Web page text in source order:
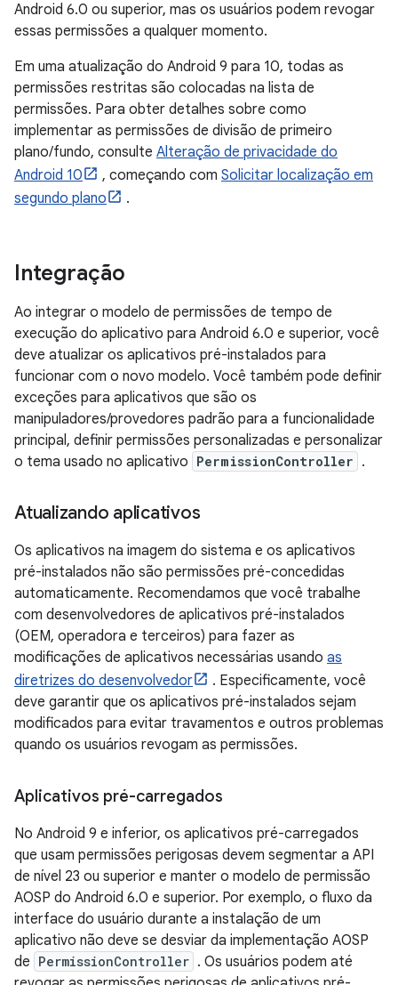
Android 6.0 ou superior, mas os usuários podem revogar
essas permissões a qualquer momento.
Em uma atualização do Android 9 para 10, todas as
permissões restritas são colocadas na lista de
permissões. Para obter detalhes sobre como
implementar as permissões de divisão de primeiro
plano/fundo, consulte Alteração de privacidade do
Android 10
, começando com Solicitar localização em
segundo plano
.
Integração
Ao integrar o modelo de permissões de tempo de
execução do aplicativo para Android 6.0 e superior, você
deve atualizar os aplicativos pré-instalados para
funcionar com o novo modelo. Você também pode definir
exceções para aplicativos que são os
manipuladores/provedores padrão para a funcionalidade
principal, definir permissões personalizadas e personalizar
o tema usado no aplicativo PermissionController .
Atualizando aplicativos
Os aplicativos na imagem do sistema e os aplicativos
pré-instalados não são permissões pré-concedidas
automaticamente. Recomendamos que você trabalhe
com desenvolvedores de aplicativos pré-instalados
(OEM, operadora e terceiros) para fazer as
modificações de aplicativos necessárias usando as
diretrizes do desenvolvedor
. Especificamente, você
deve garantir que os aplicativos pré-instalados sejam
modificados para evitar travamentos e outros problemas
quando os usuários revogam as permissões.
Aplicativos pré-carregados
No Android 9 e inferior, os aplicativos pré-carregados
que usam permissões perigosas devem segmentar a API
de nível 23 ou superior e manter o modelo de permissão
AOSP do Android 6.0 e superior. Por exemplo, o fluxo da
interface do usuário durante a instalação de um
aplicativo não deve se desviar da implementação AOSP
de PermissionController . Os usuários podem até